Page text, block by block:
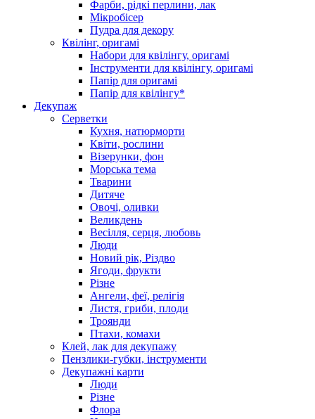
Фарби, рідкі перлини, лак
Мікробісер
Пудра для декору
Квілінг, оригамі
Набори для квілінгу, оригамі
Інструменти для квілінгу, оригамі
Папір для оригамі
Папір для квілінгу*
Декупаж
Серветки
Кухня, натюрморти
Квіти, рослини
Візерунки, фон
Морська тема
Тварини
Дитяче
Овочі, оливки
Великдень
Весілля, серця, любовь
Люди
Новий рік, Різдво
Ягоди, фрукти
Різне
Ангели, феї, релігія
Листя, гриби, плоди
Троянди
Птахи, комахи
Клей, лак для декупажу
Пензлики-губки, інструменти
Декупажні карти
Люди
Різне
Флора